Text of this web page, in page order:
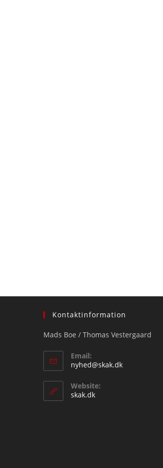
Kontaktinformation
Mads Boe / Thomas Vestergaard
Email:
nyhed@skak.dkOpens
Website:
skak.dk